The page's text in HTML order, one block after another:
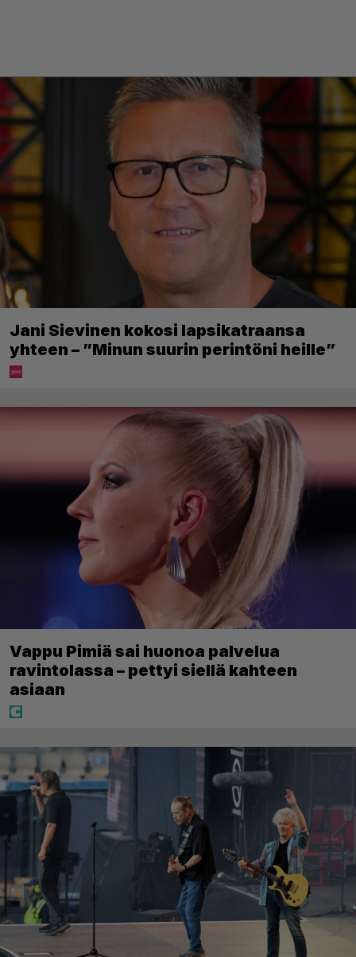
Jani Sievinen kokosi lapsikatraansa
yhteen – ”Minun suurin perintöni heille”
Vappu Pimiä sai huonoa palvelua
ravintolassa – pettyi siellä kahteen
asiaan